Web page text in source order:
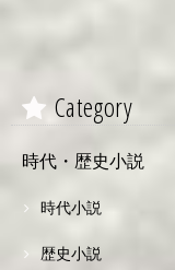
Category
時代・歴史小説
時代小説
歴史小説